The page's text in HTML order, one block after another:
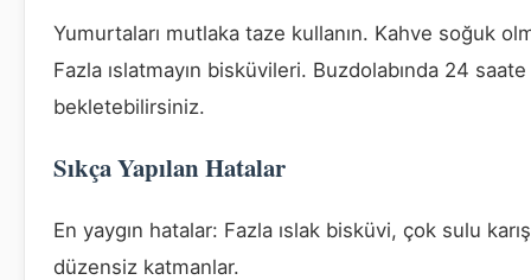
Yumurtaları mutlaka taze kullanın. Kahve soğuk
Fazla ıslatmayın bisküvileri. Buzdolabında 24
bekletebilirsiniz.
Sıkça Yapılan Hatalar
En yaygın hatalar: Fazla ıslak bisküvi, çok sulu
düzensiz katmanlar.